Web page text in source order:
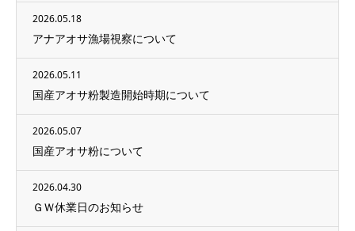
2026.05.18
アナアオサ漁場視察について
2026.05.11
国産アオサ粉製造開始時期について
2026.05.07
国産アオサ粉について
2026.04.30
ＧＷ休業日のお知らせ